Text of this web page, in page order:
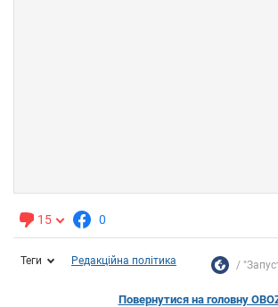
15 0
Теги Редакційна політика
Повернутися на головну